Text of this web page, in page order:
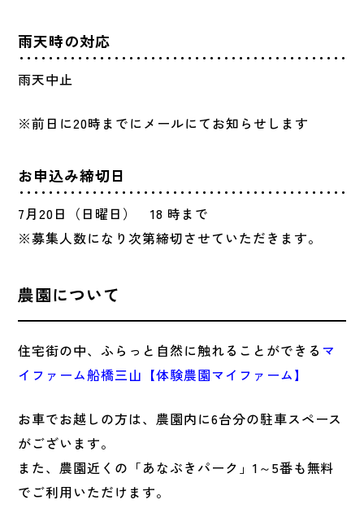
雨天時の対応
雨天中止
※前日に20時までにメールにてお知らせします
お申込み締切日
7月20日（日曜日） 18 時まで
※募集人数になり次第締切させていただきます。
農園について
住宅街の中、ふらっと自然に触れることができる マ
イファーム船橋三山【体験農園マイファーム】
お車でお越しの方は、農園内に6台分の駐車スペース
がございます。
また、農園近くの「あなぶきパーク」1～5番も無料
でご利用いただけます。